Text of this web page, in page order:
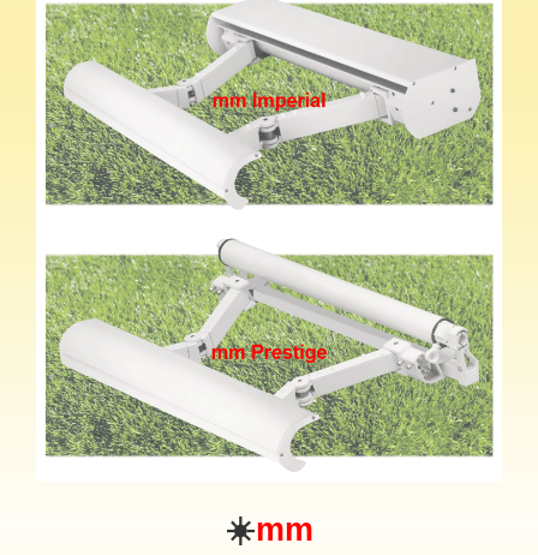
☀️mm